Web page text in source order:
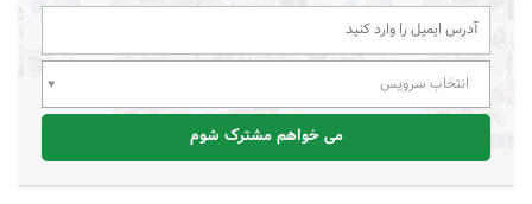
انتخاب سرویس
می خواهم مشترک شوم